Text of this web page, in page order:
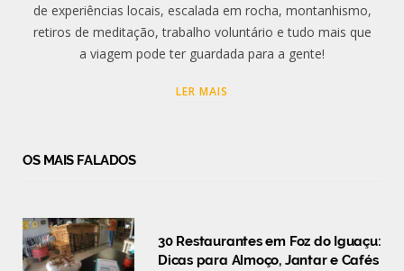
de experiências locais, escalada em rocha, montanhismo,
retiros de meditação, trabalho voluntário e tudo mais que
a viagem pode ter guardada para a gente!
LER MAIS
OS MAIS FALADOS
30 Restaurantes em Foz do Iguaçu:
Dicas para Almoço, Jantar e Cafés